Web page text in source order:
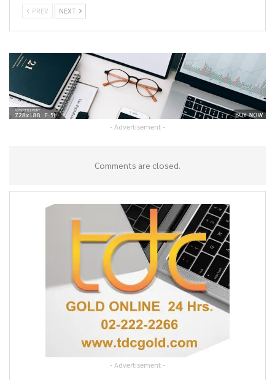
PREV NEXT
- Advertisement -
Comments are closed.
- Advertisement -